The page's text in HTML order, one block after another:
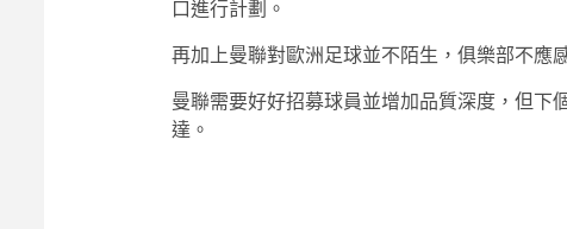
口進行計劃。
再加上曼聯對歐洲足球並不陌生，俱樂部不應
曼聯需要好好招募球員並增加品質深度，但下
達。